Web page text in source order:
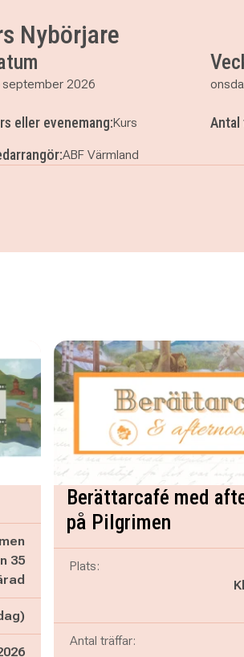
Nybörjare
2026
eller evenemang:Kurs
ABF Värmland
Nybörjare
35
Berättarcafé med
på Pilgrimen
Plats:
Antal träffar: